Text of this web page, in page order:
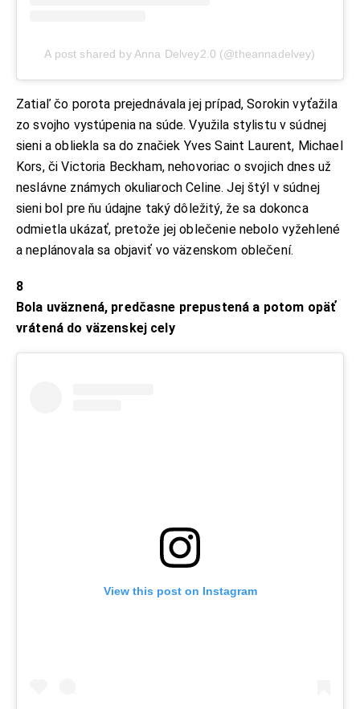
A post shared by Anna Delvey2.0 (@theannadelvey)
Zatiaľ čo porota prejednávala jej prípad, Sorokin vyťažila
zo svojho vystúpenia na súde. Využila stylistu v súdnej
sieni a obliekla sa do značiek Yves Saint Laurent, Michael
Kors, či Victoria Beckham, nehovoriac o svojich dnes už
neslávne známych okuliaroch Celine. Jej štýl v súdnej
sieni bol pre ňu údajne taký dôležitý, že sa dokonca
odmietla ukázať, pretože jej oblečenie nebolo vyžehlené
a neplánovala sa objaviť vo väzenskom oblečení.
8
Bola uväznená, predčasne prepustená a potom opäť
vrátená do väzenskej cely
View this post on Instagram